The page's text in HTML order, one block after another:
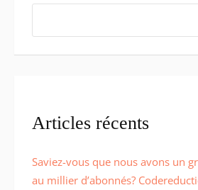
Articles récents
Saviez-vous que nous avons un
au millier d’abonnés?